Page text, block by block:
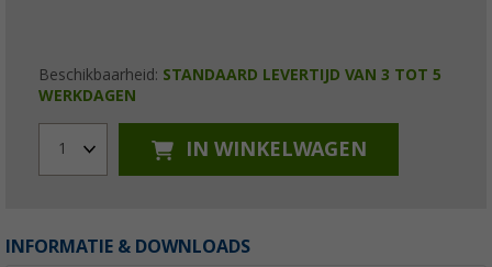
Beschikbaarheid: STANDAARD LEVERTIJD VAN 3 TOT 5
WERKDAGEN
1 IN WINKELWAGEN
INFORMATIE & DOWNLOADS